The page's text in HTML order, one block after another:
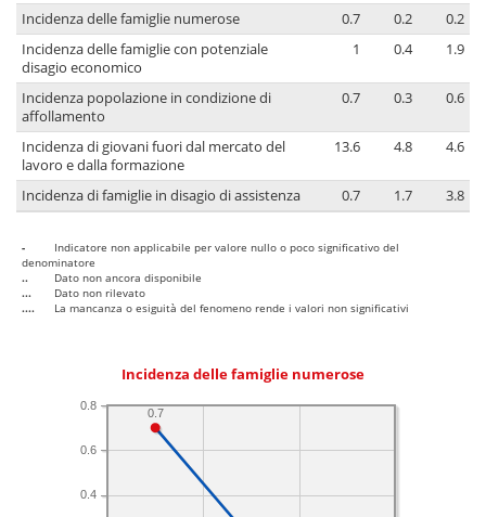
Incidenza delle famiglie numerose
0.7 0.2
0.2
Incidenza delle famiglie con potenziale
disagio economico
1 0.4 1.9
Incidenza popolazione in condizione di
affollamento
0.7 0.3 0.6
Incidenza di giovani fuori dal mercato del
lavoro e dalla formazione
13.6 4.8 4.6
Incidenza di famiglie in disagio di assistenza 0.7 1.7 3.8
-
Indicatore non applicabile per valore nullo o poco significativo del
denominatore
..
Dato non ancora disponibile
...
Dato non rilevato
....
La mancanza o esiguità del fenomeno rende i valori non significativi
Incidenza delle famiglie numerose
0.4
0.6
0.8
0.7